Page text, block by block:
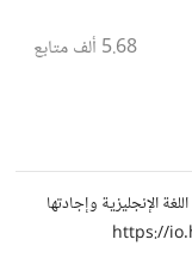
5.68 ألف متابع
مجتمع يساعد على توفير المصادر التي تمكنك من تعلم اللغة الإنجليزية وإجادتها